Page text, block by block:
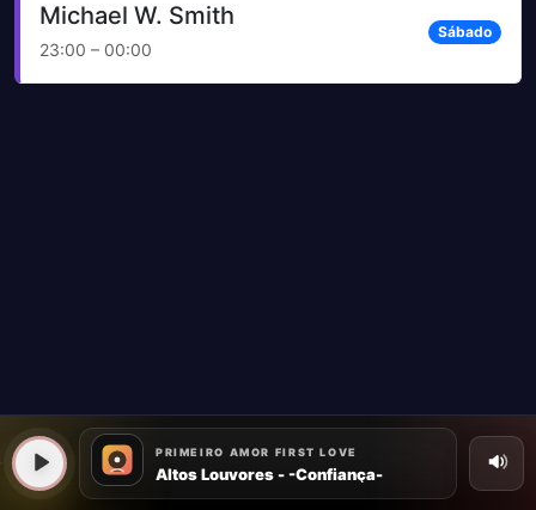
Michael W. Smith
23:00 – 00:00
Sábado